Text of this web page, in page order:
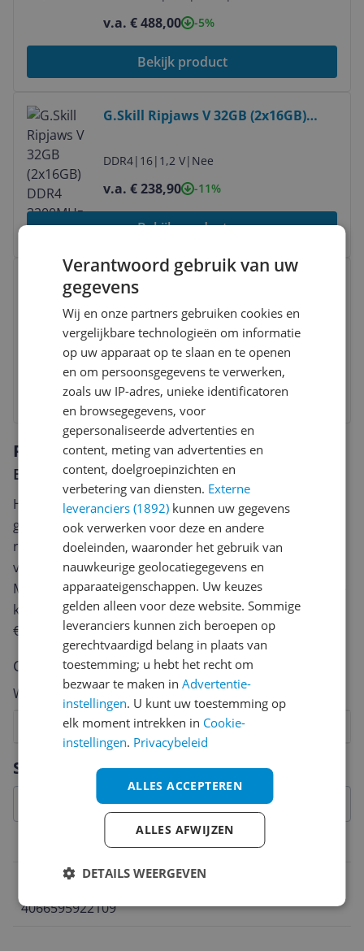
v.a. € 488,00 -5%
Bekijk product
G.Skill Ripjaws V 32GB (2x16GB)
DDR4| 16| 1,2 V| Nee
v.a. € 238,90 -11%
Bekijk product
Bekijk product
Crucial 16GB DDR5 5600MHz Laptop
Nee 5.600 MHz |Ja |
v.a. € 229,00
Bekijk product
Bekijk product
Specificaties
Belangrijkste kenmerken
4066595922109
Reviews
Er zijn nog geen reviews geschreven
Heb jij dit product in bezit en wil je graag je mening
geven? Start dan hieronder met het schrijven van je
review. Afhankelijk van de details duurt het schrijven
van een review gemiddeld tussen de 3 en 10 minuten.
Met jouw mening help je andere bezoekers een betere
keuze te maken én maak je iedere maand kans op
€250,-!
Klik hier voor de actievoorwaarden.
Cijfer
Welk cijfer geef jij dit product?
7
6
5
4
3
2
Verantwoord gebruik van uw
gegevens
Wij en onze partners gebruiken cookies en
vergelijkbare technologieën om informatie
op uw apparaat op te slaan en te openen
en om persoonsgegevens te verwerken,
zoals uw IP-adres, unieke identificatoren
en browsegegevens, voor
gepersonaliseerde advertenties en
content, meting van advertenties en
content, doelgroepinzichten en
verbetering van diensten. Externe
leveranciers (1892) kunnen uw gegevens
ook verwerken voor deze en andere
doeleinden, waaronder het gebruik van
nauwkeurige geolocatiegegevens en
apparaateigenschappen. Uw keuzes
gelden alleen voor deze website. Sommige
leveranciers kunnen zich beroepen op
gerechtvaardigd belang in plaats van
toestemming; u hebt het recht om
bezwaar te maken inAdvertentie-
instellingen. U kunt uw toestemming op
elk moment intrekken in Cookie-
instellingen. Privacybeleid
ALLES ACCEPTEREN
ALLES AFWIJZEN
DETAILS WEERGEVEN